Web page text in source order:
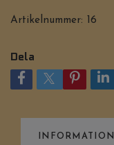
Artikelnummer: 16
Dela
INFORMATION